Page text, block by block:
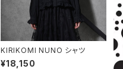
KIRIKOMI NUNO シャツ
¥18,150